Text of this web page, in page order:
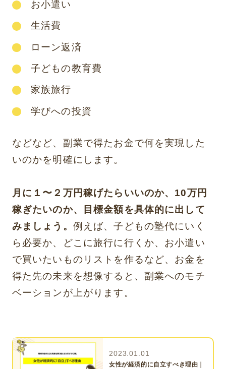
お小遣い
生活費
ローン返済
子どもの教育費
家族旅行
学びへの投資
などなど、副業で得たお金で何を実現した
いのかを明確にします。
月に１〜２万円稼げたらいいのか、10万円
稼ぎたいのか、目標金額を具体的に出して
みましょう。 例えば、子どもの塾代にいく
ら必要か、どこに旅行に行くか、お小遣い
で買いたいものリストを作るなど、お金を
得た先の未来を想像すると、副業へのモチ
ベーションが上がります。
2023.01.01
女性が経済的に自立すべき理由｜